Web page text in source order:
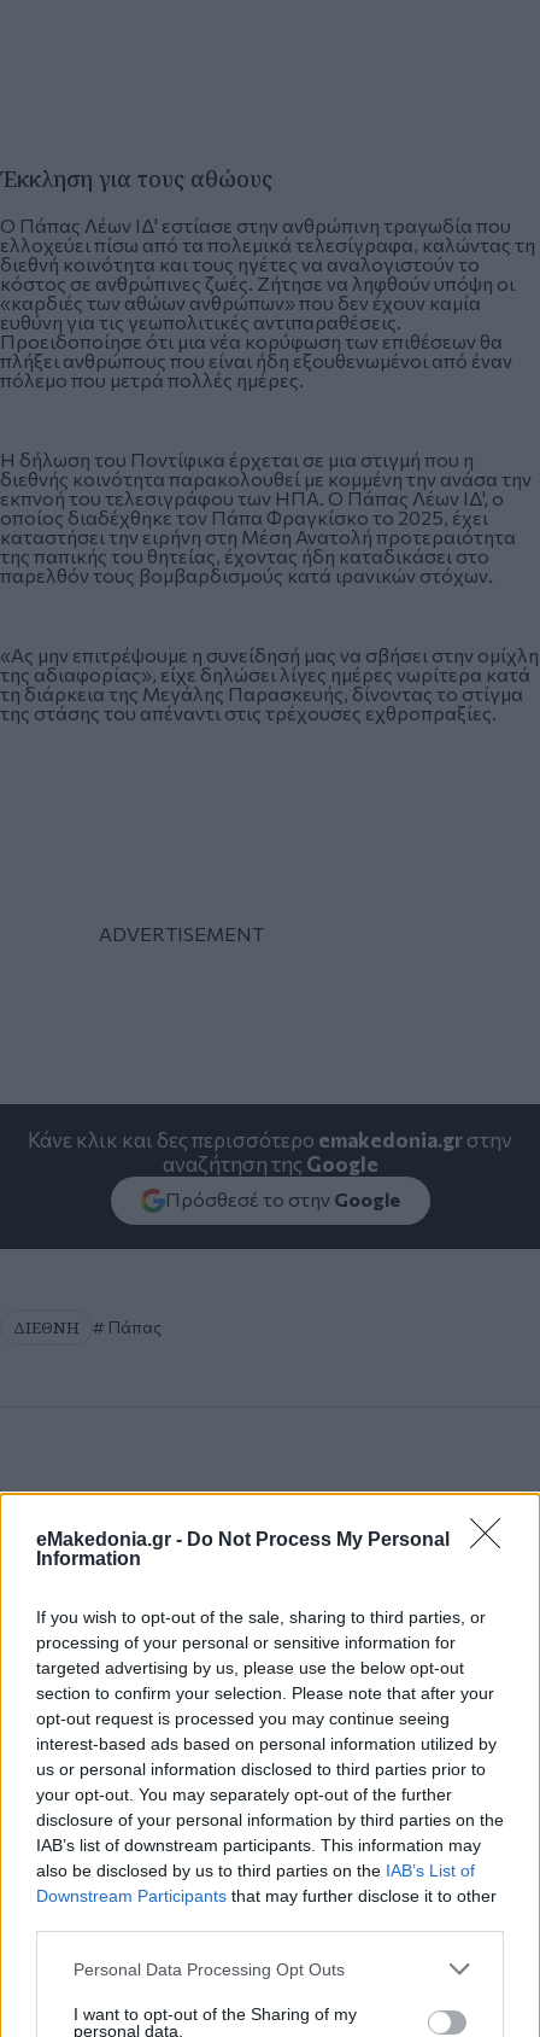
eMakedonia.gr - Do Not Process My Personal
Information
If you wish to opt-out of the sale, sharing to third parties, or
processing of your personal or sensitive information for
targeted advertising by us, please use the below opt-out
section to confirm your selection. Please note that after your
opt-out request is processed you may continue seeing
interest-based ads based on personal information utilized by
us or personal information disclosed to third parties prior to
your opt-out. You may separately opt-out of the further
disclosure of your personal information by third parties on the
IAB’s list of downstream participants. This information may
also be disclosed by us to third parties on the IAB’s List of
Downstream Participants that may further disclose it to other
Please note that this website/app uses one or more Google
not limited to your visit or usage behaviour. You may click to
Personal Data Processing Opt Outs
I want to opt-out of the Sharing of my
personal data.
Έκκληση για τους αθώους
Ο Πάπας Λέων ΙΔ' εστίασε στην ανθρώπινη τραγωδία που
ελλοχεύει πίσω από τα πολεμικά τελεσίγραφα, καλώντας τη
διεθνή κοινότητα και τους ηγέτες να αναλογιστούν το
κόστος σε ανθρώπινες ζωές.Ζήτησε να ληφθούν υπόψη οι
«καρδιές των αθώων ανθρώπων» που δεν έχουν καμία
ευθύνη για τις γεωπολιτικές αντιπαραθέσεις.
Προειδοποίησε ότι μια νέα κορύφωση των επιθέσεων θα
πλήξει ανθρώπους που είναι ήδη εξουθενωμένοι από έναν
πόλεμο που μετρά πολλές ημέρες.
Η δήλωση του Ποντίφικα έρχεται σε μια στιγμή που η
διεθνής κοινότητα παρακολουθεί με κομμένη την ανάσα την
εκπνοή του τελεσιγράφου των ΗΠΑ. Ο Πάπας Λέων ΙΔ', ο
οποίος διαδέχθηκε τον Πάπα Φραγκίσκο το 2025, έχει
καταστήσει την ειρήνη στη Μέση Ανατολή προτεραιότητα
της παπικής του θητείας, έχοντας ήδη καταδικάσει στο
παρελθόν τους βομβαρδισμούς κατά ιρανικών στόχων.
«Ας μην επιτρέψουμε η συνείδησή μας να σβήσει στην ομίχλη
της αδιαφορίας», είχε δηλώσει λίγες ημέρες νωρίτερα κατά
τη διάρκεια της Μεγάλης Παρασκευής, δίνοντας το στίγμα
της στάσης του απέναντι στις τρέχουσες εχθροπραξίες.
Κάνε κλικ και δες περισσότερο emakedonia.grστην
αναζήτηση της Google
Πρόσθεσέ το στην Google
ΔΙΕΘΝΗ Πάπας